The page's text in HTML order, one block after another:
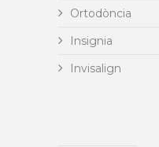
Ortodòncia
Insignia
Invisalign